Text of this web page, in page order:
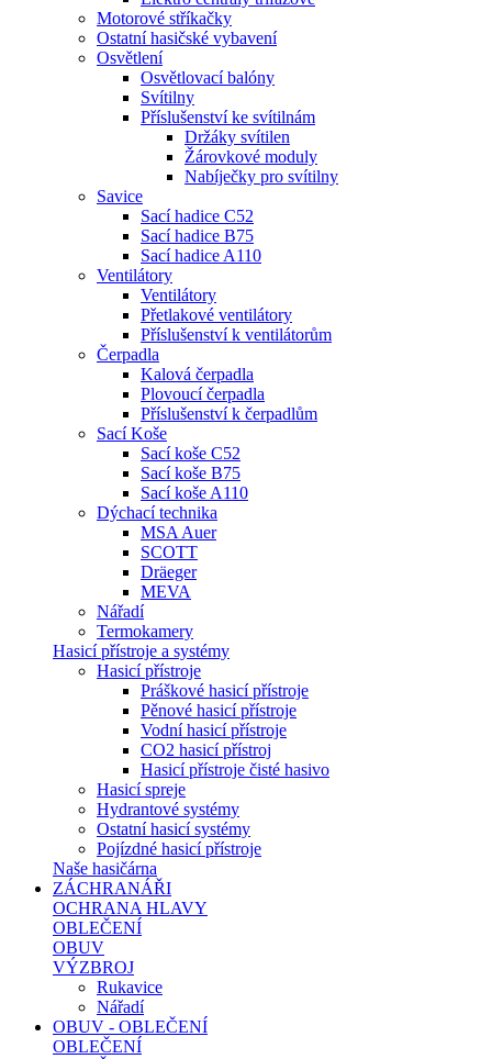
Motorové stříkačky
Ostatní hasičské vybavení
Osvětlení
Osvětlovací balóny
Svítilny
Příslušenství ke svítilnám
Držáky svítilen
Žárovkové moduly
Nabíječky pro svítilny
Savice
Sací hadice C52
Sací hadice B75
Sací hadice A110
Ventilátory
Ventilátory
Přetlakové ventilátory
Příslušenství k ventilátorům
Čerpadla
Kalová čerpadla
Plovoucí čerpadla
Příslušenství k čerpadlům
Sací Koše
Sací koše C52
Sací koše B75
Sací koše A110
Dýchací technika
MSA Auer
SCOTT
Dräeger
MEVA
Nářadí
Termokamery
Hasicí přístroje a systémy
Hasicí přístroje
Práškové hasicí přístroje
Pěnové hasicí přístroje
Vodní hasicí přístroje
CO2 hasicí přístroj
Hasicí přístroje čisté hasivo
Hasicí spreje
Hydrantové systémy
Ostatní hasicí systémy
Pojízdné hasicí přístroje
Naše hasičárna
ZÁCHRANÁŘI
OCHRANA HLAVY
OBLEČENÍ
OBUV
VÝZBROJ
Rukavice
Nářadí
OBUV - OBLEČENÍ
OBLEČENÍ